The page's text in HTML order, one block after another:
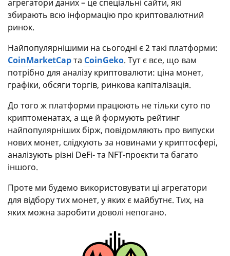
агрегатори даних – це спеціальні сайти, які
збирають всю інформацію про криптовалютний
ринок.
Найпопулярнішими на сьогодні є 2 такі платформи:
CoinMarketCapта CoinGeko. Тут є все, що вам
потрібно для аналізу криптовалюти: ціна монет,
графіки, обсяги торгів, ринкова капіталізація.
До того ж платформи працюють не тільки суто по
криптоменатах, а ще й формують рейтинг
найпопулярніших бірж, повідомляють про випуски
нових монет, слідкують за новинами у криптосфері,
аналізують різні DeFi- та NFT-проєкти та багато
іншого.
Проте ми будемо використовувати ці агрегатори
для відбору тих монет, у яких є майбутнє. Тих, на
яких можна заробити доволі непогано.